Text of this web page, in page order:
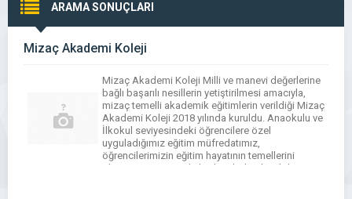
ARAMA SONUÇLARI
Mizaç Akademi Koleji
Mizaç Akademi Koleji Milli ve manevi değerlerine
bağlı başarılı nesillerin yetiştirilmesi amacıyla,
mizaç temelli akademik eğitimlerin verildiği Mizaç
Akademi Koleji 2018 yılında kuruldu. Anaokulu ve
İlkokul seviyesindeki öğrencilere özel
uyguladığımız eğitim müfredatımız,
öğrencilerimizin eğitim hayatının temellerini
oluşturan en güncel akademik dersleri, bilim ve